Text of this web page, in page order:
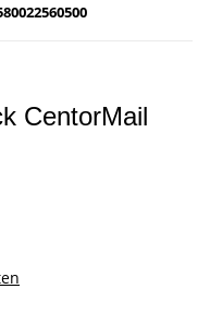
CentorMail